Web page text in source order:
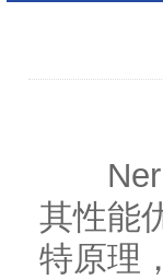
其性能
特原理